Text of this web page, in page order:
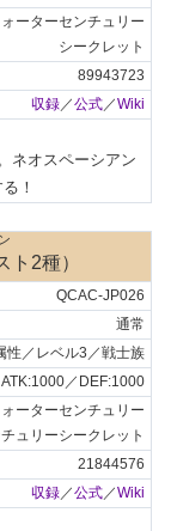
ーターセンチュリー
シークレット
89943723
収録／公式／Wiki
ネオスペーシアン
！
2種）
QCAC-JP026
通常
性／レベル3／戦士族
ATK:1000／DEF:1000
ーターセンチュリー
ュリーシークレット
21844576
収録 ／公式 ／Wiki